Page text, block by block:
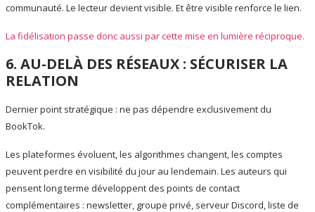
communauté. Le lecteur devient visible. Et être visible renforce le lien.
La fidélisation passe donc aussi par cette mise en lumière réciproque.
6. AU-DELÀ DES RÉSEAUX : SÉCURISER LA
RELATION
Dernier point stratégique : ne pas dépendre exclusivement du
BookTok.
Les plateformes évoluent, les algorithmes changent, les comptes
peuvent perdre en visibilité du jour au lendemain. Les auteurs qui
pensent long terme développent des points de contact
complémentaires : newsletter, groupe privé, serveur Discord, liste de